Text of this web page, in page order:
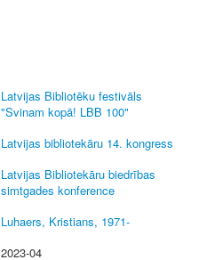
Latvijas Bibliotēku festivāls
"Svinam kopā! LBB 100"
Latvijas bibliotekāru 14. kongress
Latvijas Bibliotekāru biedrības
simtgades konference
Luhaers, Kristians, 1971-
2023-04